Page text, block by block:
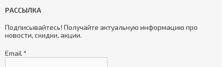
РАССЫЛКА
Подписывайтесь! Получайте актуальную информацию про
новости, скидки, акции.
Email *